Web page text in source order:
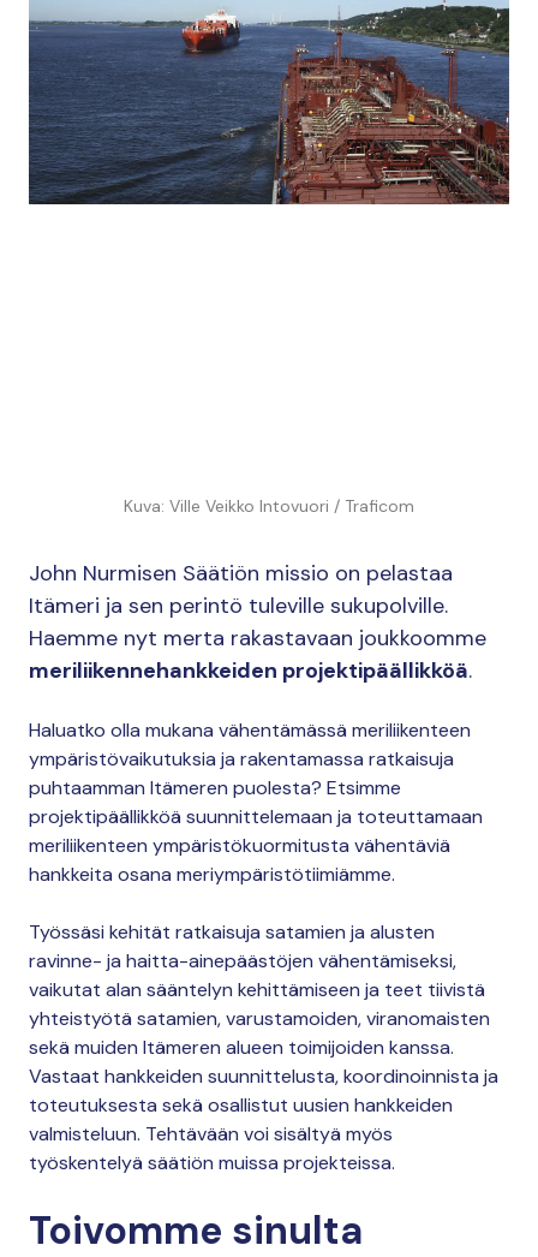
Kuva: Ville Veikko Intovuori / Traficom
John Nurmisen Säätiön missio on pelastaa
Itämeri ja sen perintö tuleville sukupolville.
Haemme nyt merta rakastavaan joukkoomme
meriliikennehankkeiden projektipäällikköä.
Haluatko olla mukana vähentämässä meriliikenteen
ympäristövaikutuksia ja rakentamassa ratkaisuja
puhtaamman Itämeren puolesta? Etsimme
projektipäällikköä suunnittelemaan ja toteuttamaan
meriliikenteen ympäristökuormitusta vähentäviä
hankkeita osana meriympäristötiimiämme.
Työssäsi kehität ratkaisuja satamien ja alusten
ravinne- ja haitta-ainepäästöjen vähentämiseksi,
vaikutat alan sääntelyn kehittämiseen ja teet tiivistä
yhteistyötä satamien, varustamoiden, viranomaisten
sekä muiden Itämeren alueen toimijoiden kanssa.
Vastaat hankkeiden suunnittelusta, koordinoinnista ja
toteutuksesta sekä osallistut uusien hankkeiden
valmisteluun. Tehtävään voi sisältyä myös
työskentelyä säätiön muissa projekteissa.
Toivomme sinulta